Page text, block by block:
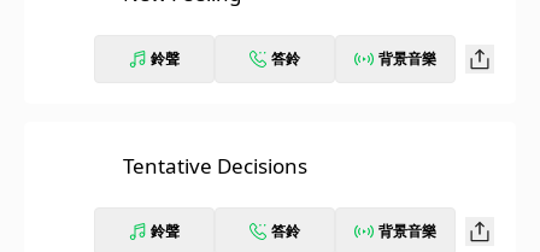
鈴聲 答鈴 背景音樂
Tentative Decisions
鈴聲 答鈴 背景音樂